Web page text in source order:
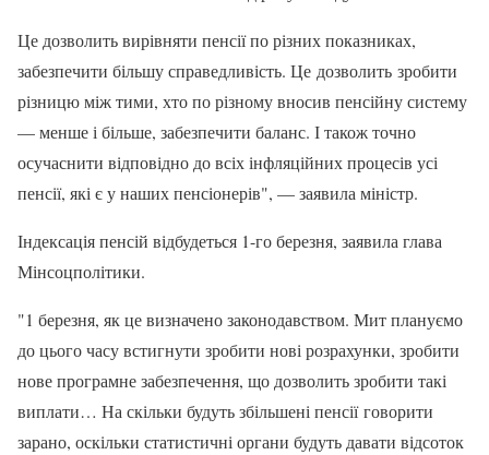
Це дозволить вирівняти пенсії по різних показниках,
забезпечити більшу справедливість. Це дозволить зробити
різницю між тими, хто по різному вносив пенсійну систему
— менше і більше, забезпечити баланс. І також точно
осучаснити відповідно до всіх інфляційних процесів усі
пенсії, які є у наших пенсіонерів", — заявила міністр.
Індексація пенсій відбудеться 1-го березня, заявила глава
Мінсоцполітики.
"1 березня, як це визначено законодавством. Мит плануємо
до цього часу встигнути зробити нові розрахунки, зробити
нове програмне забезпечення, що дозволить зробити такі
виплати… На скільки будуть збільшені пенсії говорити
зарано, оскільки статистичні органи будуть давати відсоток